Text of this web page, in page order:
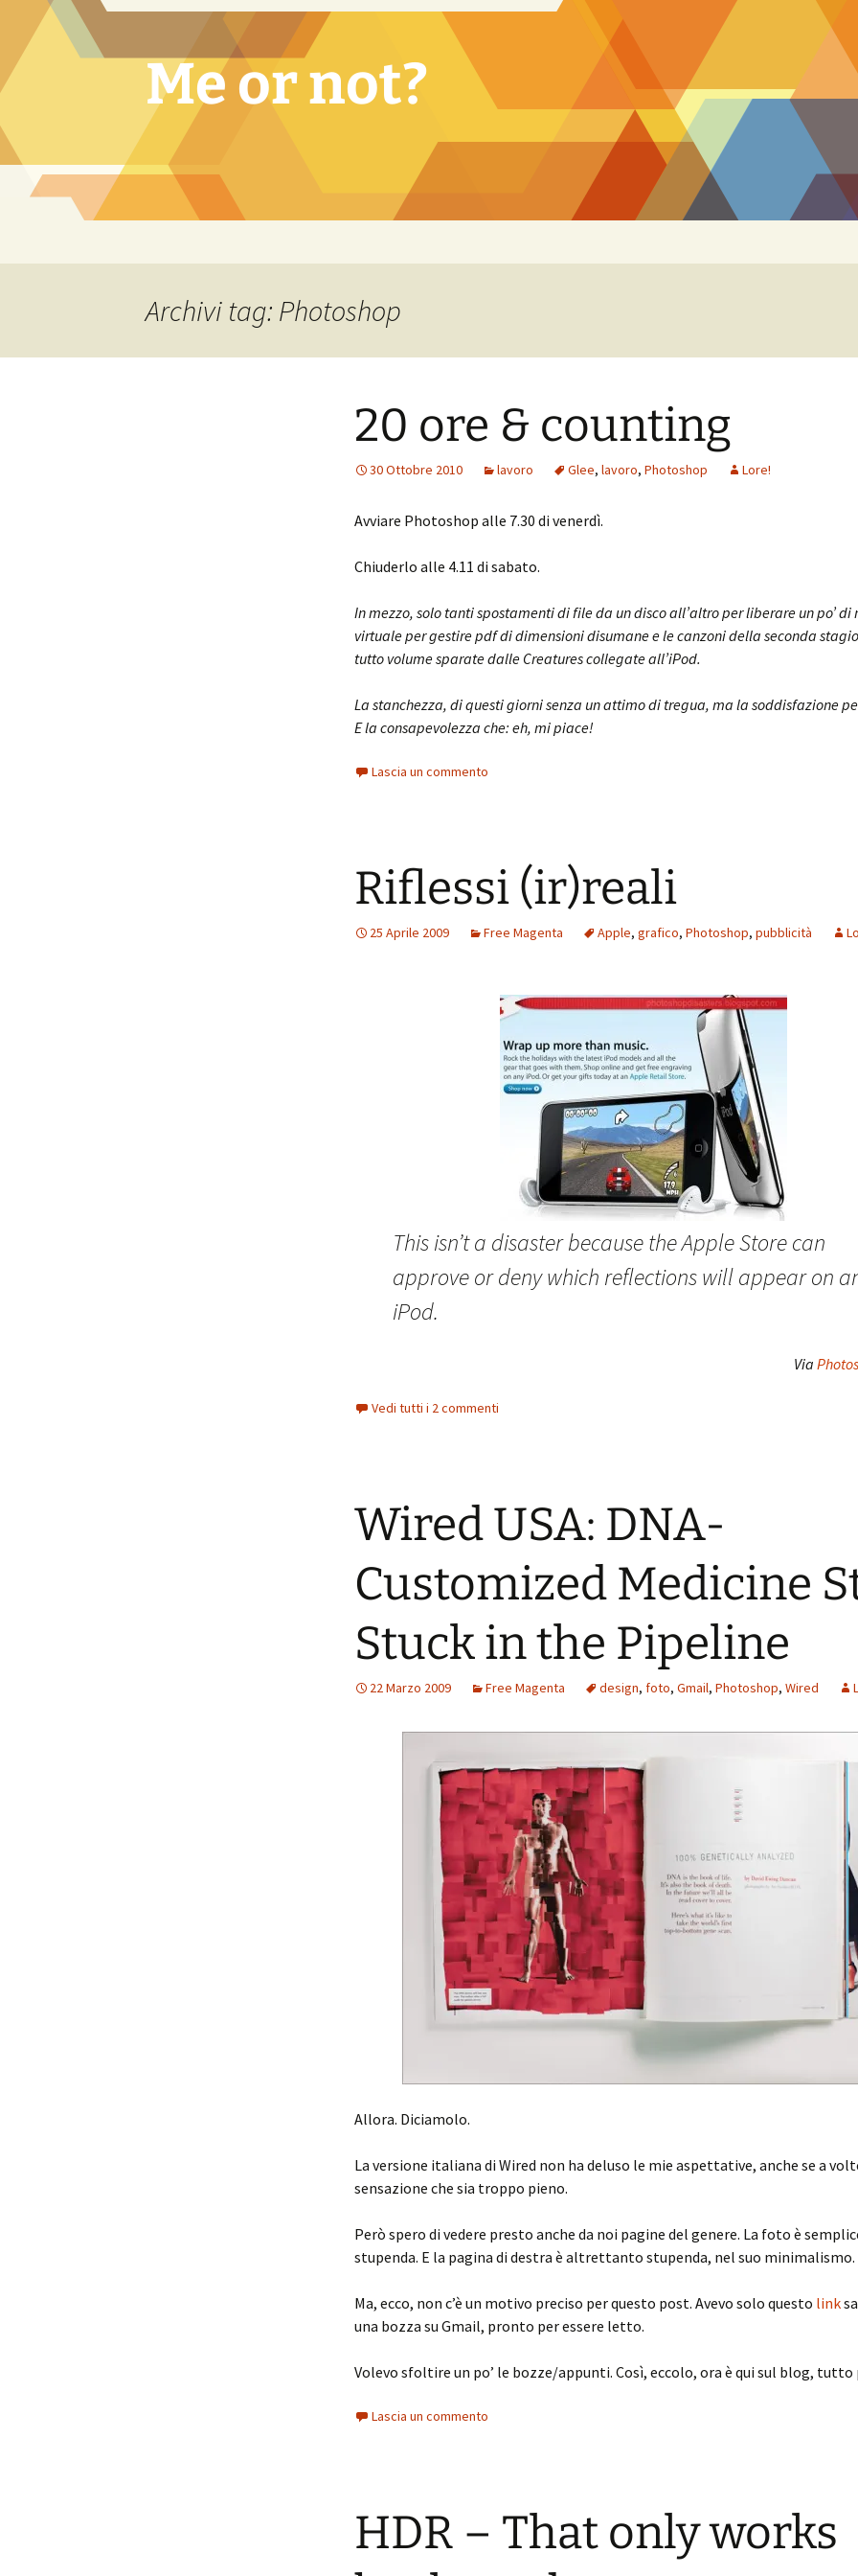
contenuto
Me or not?
Archivi tag: Photoshop
20 ore & counting
30 Ottobre 2010 lavoro Glee, lavoro, Photoshop Lore!
Avviare Photoshop alle 7.30 di venerdì.
Chiuderlo alle 4.11 di sabato.
In mezzo, solo tanti spostamenti di file da un disco all’altro per liberare un po’ di
virtuale per gestire pdf di dimensioni disumane e le canzoni della seconda
tutto volume sparate dalle Creatures collegate all’iPod.
La stanchezza, di questi giorni senza un attimo di tregua, ma la soddisfazione
E la consapevolezza che: eh, mi piace!
Lascia un commento
Riflessi (ir)reali
25 Aprile 2009 Free Magenta Apple, grafico, Photoshop, pubblicità
This isn’t a disaster because the Apple Store can
approve or deny which reflections will appear on
iPod.
Via
Vedi tutti i 2 commenti
Wired USA: DNA-
Customized Medicine
Stuck in the Pipeline
22 Marzo 2009 Free Magenta design, foto, Gmail, Photoshop, Wired
Allora. Diciamolo.
La versione italiana di Wired non ha deluso le mie aspettative, anche se a
sensazione che sia troppo pieno.
Però spero di vedere presto anche da noi pagine del genere. La foto è
stupenda. E la pagina di destra è altrettanto stupenda, nel suo minimalismo.
Ma, ecco, non c’è un motivo preciso per questo post. Avevo solo questo link
una bozza su Gmail, pronto per essere letto.
Volevo sfoltire un po’ le bozze/appunti. Così, eccolo, ora è qui sul blog, tutto
Lascia un commento
HDR – That only works